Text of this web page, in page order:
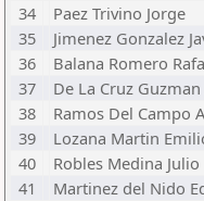
34
Paez Trivino Jorge
35
Jimenez Gonzalez
36
Balana Romero
37
De La Cruz
38
Ramos Del Campo
39
Lozana Martin
40
Robles Medina Julio
41
Martinez del Nido